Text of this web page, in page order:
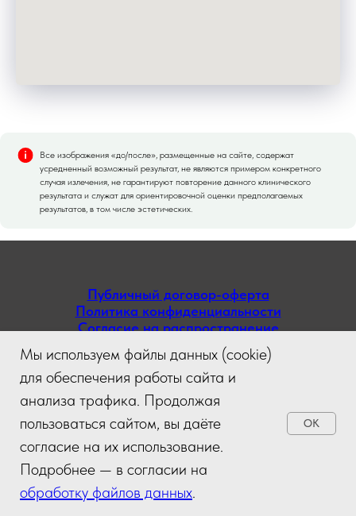
Все изображения «до/после», размещенные на сайте, содержат
усредненный возможный результат, не являются примером конкретного
случая излечения, не гарантируют повторение данного клинического
результата и служат для ориентировочной оценки предполагаемых
результатов, в том числе эстетических.
Публичный договор-оферта
Политика конфиденциальности
Согласие на распространение
Согласие на обработку файлов данных (cookie)
ИМЕЮТСЯ ПРОТИВОПОКАЗАНИЯ.
НЕОБХОДИМА КОНСУЛЬТАЦИЯ СПЕЦИАЛИСТА
Мы используем файлы данных (cookie)
для обеспечения работы сайта и
анализа трафика. Продолжая
пользоваться сайтом, вы даёте
согласие на их использование.
Подробнее — в согласии на
обработку файлов данных.
OK